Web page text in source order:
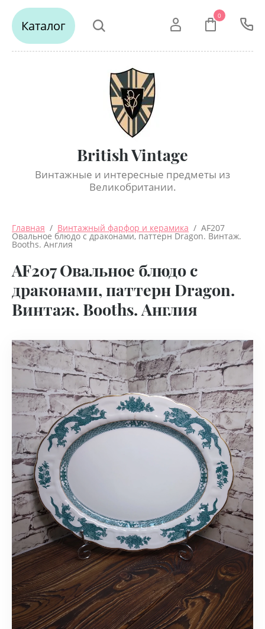
British Vintage
Винтажные и интересные предметы из
Великобритании.
Каталог
0
Главная
  /
Винтажный фарфор и керамика
  /  AF207
Овальное блюдо с драконами, паттерн Dragon. Винтаж.
Booths. Англия
AF207 Овальное блюдо с
драконами, паттерн Dragon.
Винтаж. Booths. Англия